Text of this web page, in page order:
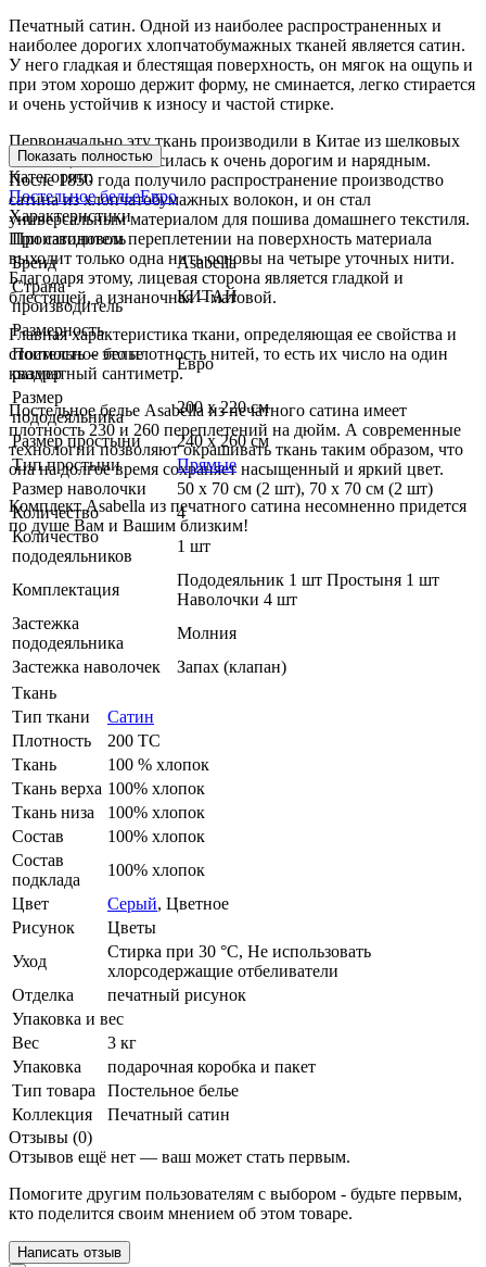
Печатный сатин. Одной из наиболее распространенных и
наиболее дорогих хлопчатобумажных тканей является сатин.
У него гладкая и блестящая поверхность, он мягок на ощупь и
при этом хорошо держит форму, не сминается, легко стирается
и очень устойчив к износу и частой стирке.
Первоначально эту ткань производили в Китае из шелковых
волокон, и она относилась к очень дорогим и нарядным.
После 1850 года получило распространение производство
сатина из хлопчатобумажных волокон, и он стал
универсальным материалом для пошива домашнего текстиля.
При сатиновом переплетении на поверхность материала
выходит только одна нить основы на четыре уточных нити.
Благодаря этому, лицевая сторона является гладкой и
блестящей, а изнаночная – матовой.
Главная характеристика ткани, определяющая ее свойства и
стоимость – это плотность нитей, то есть их число на один
квадратный сантиметр.
Постельное белье Asabella из печатного сатина имеет
плотность 230 и 260 переплетений на дюйм. А современные
технологии позволяют окрашивать ткань таким образом, что
она на долгое время сохраняет насыщенный и яркий цвет.
Комплект Asabella из печатного сатина несомненно придется
по душе Вам и Вашим близким!
Показать полностью
Категории:
Постельное бельеЕвро
Характеристики
Производитель
Бренд
Asabella
Страна
производитель
КИТАЙ
Размерность
Постельное белье
размер
Евро
Размер
пододеяльника
200 х 220 см
Размер простыни
240 х 260 см
Тип простыни
Прямые
Размер наволочки
50 х 70 см (2 шт), 70 х 70 см (2 шт)
Количество
4
Количество
пододеяльников
1 шт
Комплектация
Пододеяльник 1 шт Простыня 1 шт
Наволочки 4 шт
Застежка
пододеяльника
Молния
Застежка наволочек
Запах (клапан)
Ткань
Тип ткани
Сатин
Плотность
200 ТС
Ткань
100 % хлопок
Ткань верха 100% хлопок
Ткань низа
100% хлопок
Состав
100% хлопок
Состав
подклада
100% хлопок
Цвет
Серый, Цветное
Рисунок
Цветы
Уход
Стирка при 30 °С, Не использовать
хлорсодержащие отбеливатели
Отделка
печатный рисунок
Упаковка и вес
Вес
3 кг
Упаковка
подарочная коробка и пакет
Тип товара
Постельное белье
Коллекция
Печатный сатин
Отзывы (0)
Отзывов ещё нет — ваш может стать первым.
Помогите другим пользователям с выбором - будьте первым,
кто поделится своим мнением об этом товаре.
Написать отзыв